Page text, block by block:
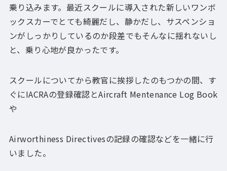
乗り込みます。最近スクールに導入された新しいワンボ
ックスカーでとても綺麗だし、静かだし、サスペンショ
ンがしっかりしているのか段差でもそんなに揺れないし
と、乗り心地が良かったです。
スクールについてから教官に挨拶したのもつかの間、す
ぐにIACRAの登録確認とAircraft Mentenance Log Book
や
Airworthiness Directivesの記録の確認などを一緒に行
いました。